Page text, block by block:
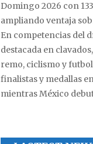
Domingo 2026 con
ampliando ventaja
En competencias del
destacada en
remo, ciclismo y
finalistas y medallas
mientras México